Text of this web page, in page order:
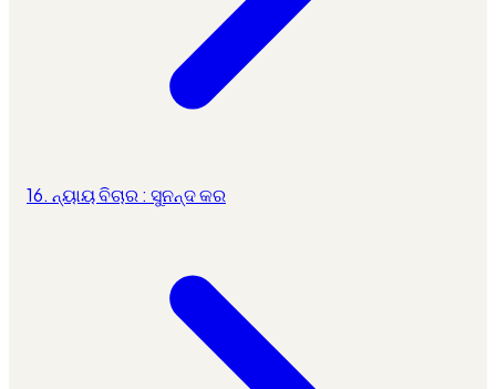
16. ନ୍ୟାୟ ବିଚାର : ସୁନନ୍ଦ କର